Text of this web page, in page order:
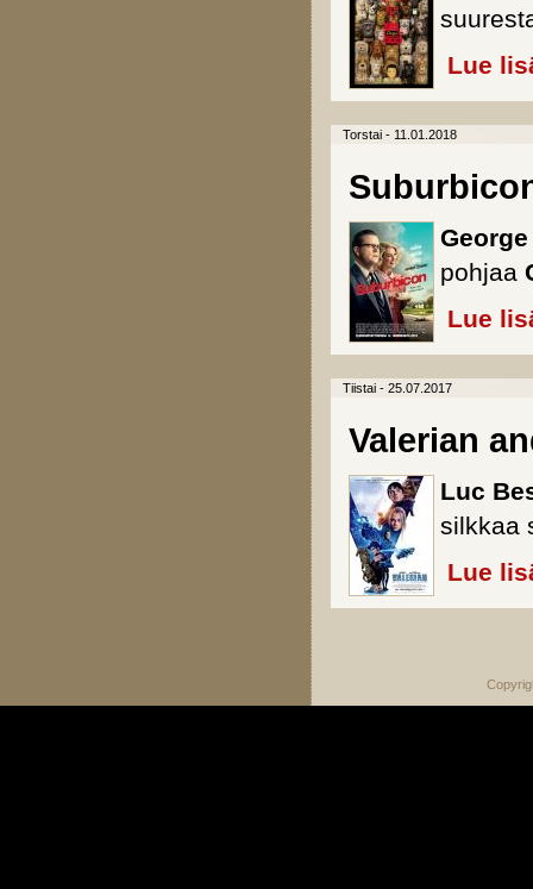
Lue
Torstai - 11.01.2018
pohjaa
Lue
Tiistai - 25.07.2017
Valerian
Luc
silkkaa
Lue